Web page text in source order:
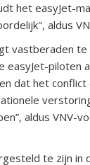
het easyJet-
aldus
vastberaden te
easyJet-piloten
dat het
aldus VNV-
te zijn in